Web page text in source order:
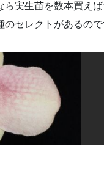
実生苗を数本買え
セレクトがあるの